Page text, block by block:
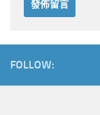
FOLLOW: